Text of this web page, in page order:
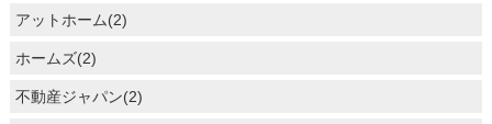
アットホーム(2)
ホームズ(2)
不動産ジャパン(2)